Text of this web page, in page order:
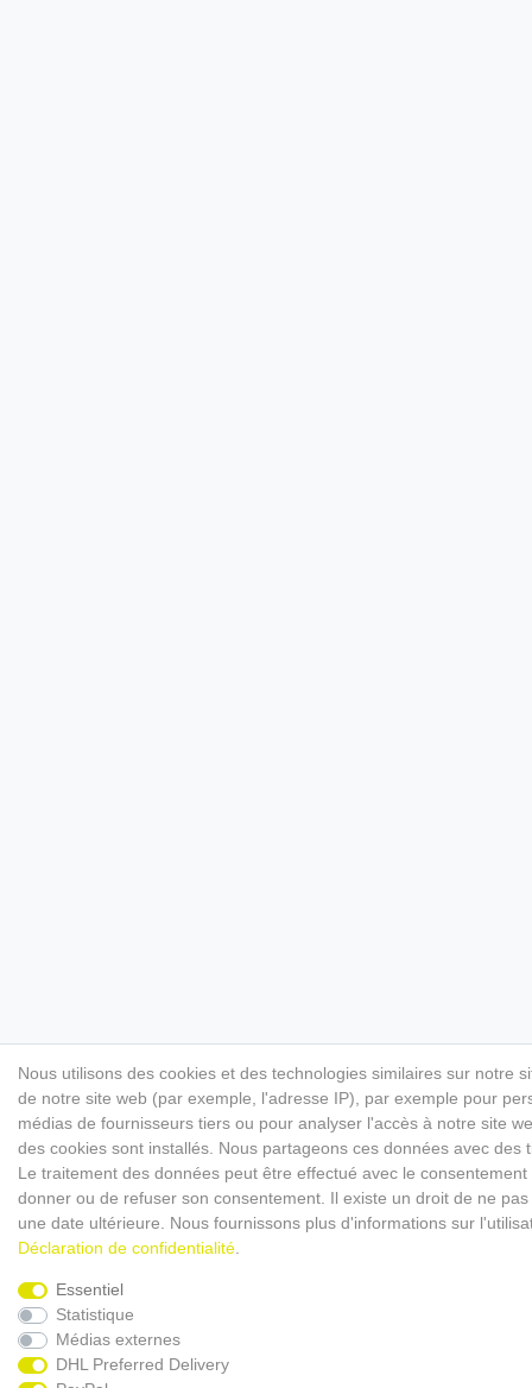
Nous utilisons des cookies et des technologies similaires sur notre
de notre site web (par exemple, l'adresse IP), par exemple pour
médias de fournisseurs tiers ou pour analyser l'accès à notre site
des cookies sont installés. Nous partageons ces données avec
Le traitement des données peut être effectué avec le
donner ou de refuser son consentement. Il existe un droit de ne
une date ultérieure. Nous fournissons plus d'informations sur
Déclaration de confidentialité
Essentiel
Statistique
Médias externes
DHL Preferred Delivery